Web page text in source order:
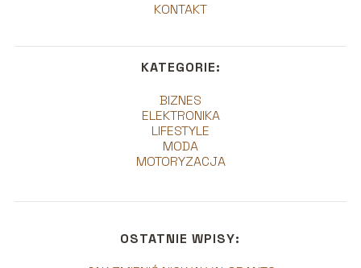
KONTAKT
KATEGORIE:
BIZNES
ELEKTRONIKA
LIFESTYLE
MODA
MOTORYZACJA
OSTATNIE WPISY: